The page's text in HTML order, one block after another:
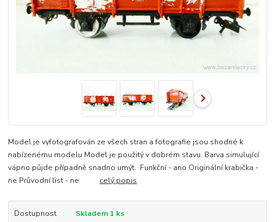
Model je vyfotografován ze všech stran a fotografie jsou shodné k
nabízenému modelu Model je použitý v dobrém stavu. Barva simulující
vápno půjde případně snadno umýt. Funkční - ano Originální krabička -
ne Průvodní list - ne celý popis
Dostupnost Skladem 1 ks